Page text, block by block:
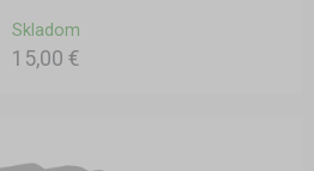
Skladom
15,00 €